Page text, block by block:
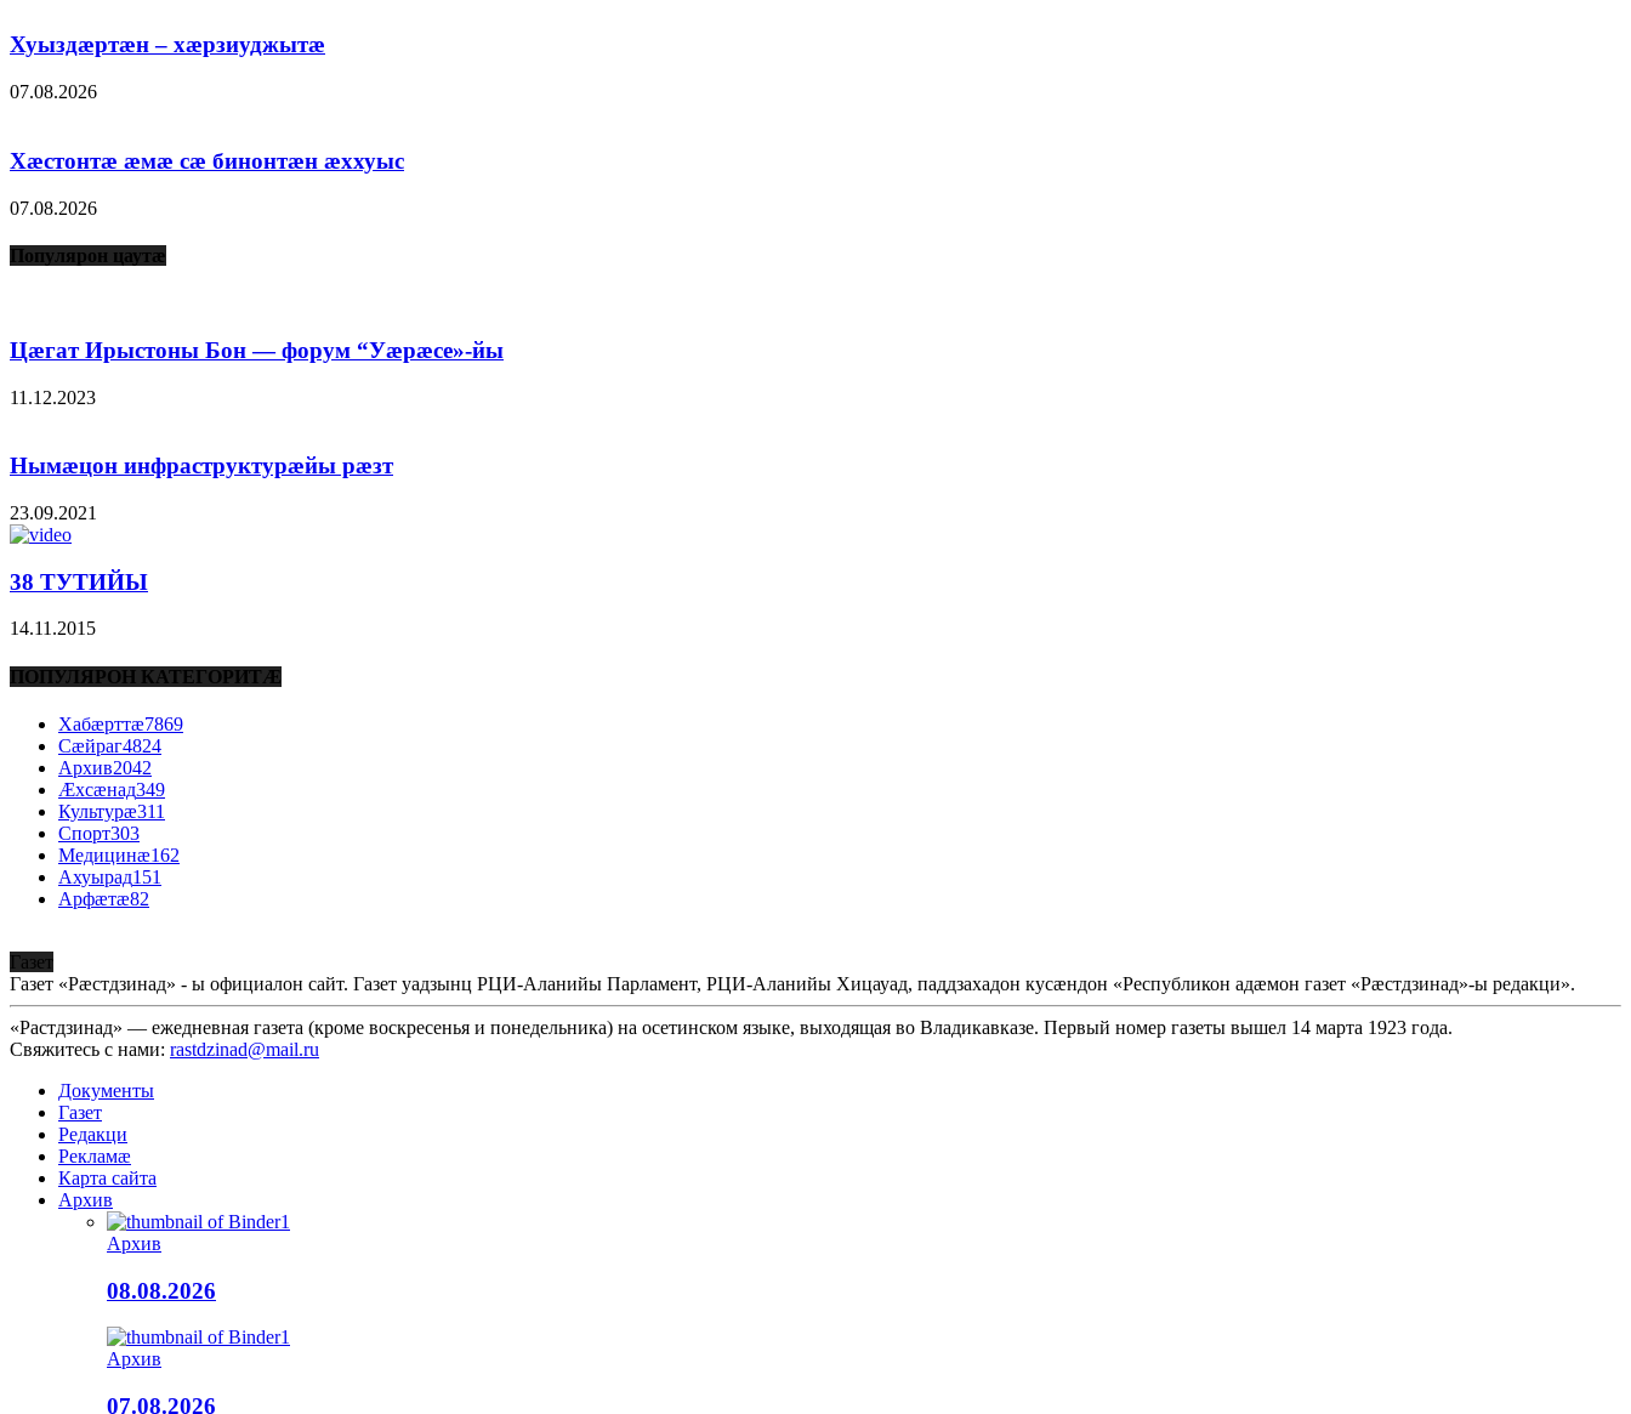
Хуыздæртæн – хæрзиуджытæ
07.08.2026
Хæстонтæ æмæ сæ бинонтæн æххуыс
07.08.2026
Популярон цаутæ
Цæгат Ирыстоны Бон — форум “Уæрæсе»-йы
11.12.2023
Нымæцон инфраструктурæйы рæзт
23.09.2021
38 ТУТИЙЫ
14.11.2015
ПОПУЛЯРОН КАТЕГОРИТÆ
Хабæрттæ7869
Сæйраг4824
Архив2042
Æхсæнад349
Культурæ311
Спорт303
Медицинæ162
Ахуырад151
Арфæтæ82
Газет
Газет «Рæстдзинад» - ы официалон сайт. Газет уадзынц РЦИ-Аланийы Парламент, РЦИ-Аланийы Хицауад, паддзахадон кусæндон «Республикон адæмон газет «Рæстдзинад»-ы редакци».
«Растдзинад» — ежедневная газета (кроме воскресенья и понедельника) на осетинском языке, выходящая во Владикавказе. Первый номер газеты вышел 14 марта 1923 года.
Свяжитесь с нами: rastdzinad@mail.ru
Документы
Газет
Редакци
Рекламæ
Карта сайта
Архив
Архив
08.08.2026
Архив
07.08.2026